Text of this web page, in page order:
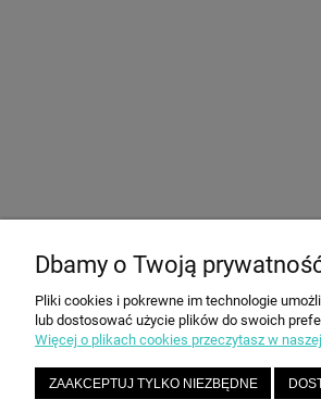
POMOC
Zwroty i reklamacje
Regulamin
FAQ
Dbamy o Twoją
Pliki cookies i pokrewne im technologie
lub dostosować użycie plików do swoich
Więcej o plikach cookies przeczytasz w
ZAAKCEPTUJ TYLKO NIEZBĘDNE